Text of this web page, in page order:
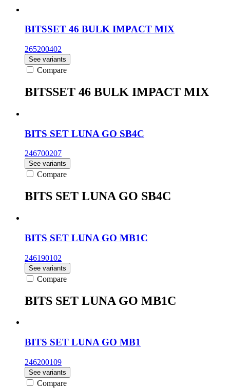
BITSSET 46 BULK IMPACT MIX
265200402
See variants
Compare
BITSSET 46 BULK IMPACT MIX
BITS SET LUNA GO SB4C
246700207
See variants
Compare
BITS SET LUNA GO SB4C
BITS SET LUNA GO MB1C
246190102
See variants
Compare
BITS SET LUNA GO MB1C
BITS SET LUNA GO MB1
246200109
See variants
Compare